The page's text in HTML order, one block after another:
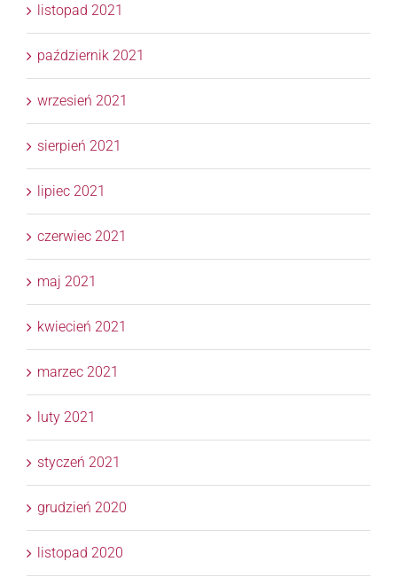
listopad 2021
październik 2021
wrzesień 2021
sierpień 2021
lipiec 2021
czerwiec 2021
maj 2021
kwiecień 2021
marzec 2021
luty 2021
styczeń 2021
grudzień 2020
listopad 2020